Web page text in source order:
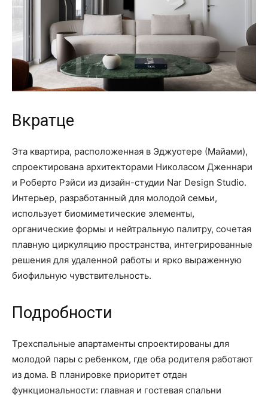
Вкратце
Эта квартира, расположенная в Эджуотере (Майами),
спроектирована архитекторами Николасом Дженнари
и Роберто Рэйси из дизайн-студии Nar Design Studio.
Интерьер, разработанный для молодой семьи,
использует биомиметические элементы,
органические формы и нейтральную палитру, сочетая
плавную циркуляцию пространства, интегрированные
решения для удаленной работы и ярко выраженную
биофильную чувствительность.
Подробности
Трехспальные апартаменты спроектированы для
молодой пары с ребенком, где оба родителя работают
из дома. В планировке приоритет отдан
функциональности: главная и гостевая спальни